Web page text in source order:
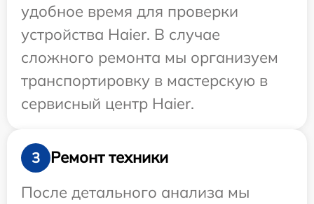
удобное время для проверки
устройства Haier. В случае
сложного ремонта мы организуем
транспортировку в мастерскую в
сервисный центр Haier.
3
Ремонт техники
После детального анализа мы